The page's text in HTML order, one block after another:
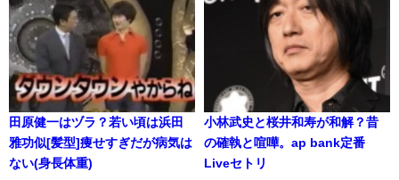
田原健一はヅラ？若い頃は浜田
雅功似[髪型]痩せすぎだが病気は
ない(身長体重)
小林武史と桜井和寿が和解？昔
の確執と喧嘩。ap bank定番
Liveセトリ